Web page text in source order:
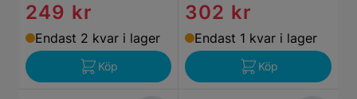
249 kr
Endast 2 kvar i lager
Köp
302 kr
Endast 1 kvar i lager
Köp